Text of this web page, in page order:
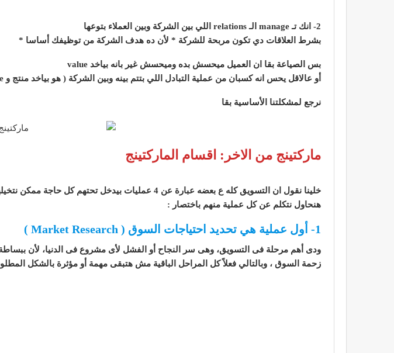
2- انك تـ manage الـ relations اللي بين الشركة وبين العملاء بتوعها
بشرط العلاقات دي تكون مربحة للشركة * لأن ده هدف الشركة من توظيفك أساسا *
بس الصياعة بقا ان العميل ميحسش بده وميحسش غير بانه بياخد value
أو عالاقل يحس انه كسبان من عملية التبادل اللي بتتم بينه وبين الشركة ( هو بياخد منتج و value وبيدفع فلوس )
نرجع لمشكلتنا الأساسية بقا
ماركتينج من الاخر: اقسام الماركتينج
خلينا نقول ان التسويق كله ع بعضه عبارة عن 4 عمليات بيدخل تحتهم كل حاجة ممكن نتخيلها بقا
هنحاول نتكلم عن كل عملية منهم باختصار :
1- أول عملية هي تحديد احتياجات السوق ( Market Research )
ودى أهم مرحلة فى التسويق، وهى سر النجاح أو الفشل لأى مشروع فى الدنيا، لأن
زحمة السوق ، وبالتالي فعلاً كل المراحل الباقية مش هتبقى مهمة أو مؤثرة بالشكل